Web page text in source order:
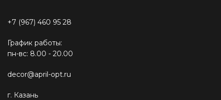
+7 (967) 460 95 28
График работы:
пн-вс: 8.00 - 20.00
decor@april-opt.ru
г. Казань